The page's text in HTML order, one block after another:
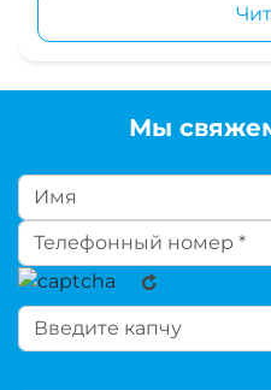
Мы